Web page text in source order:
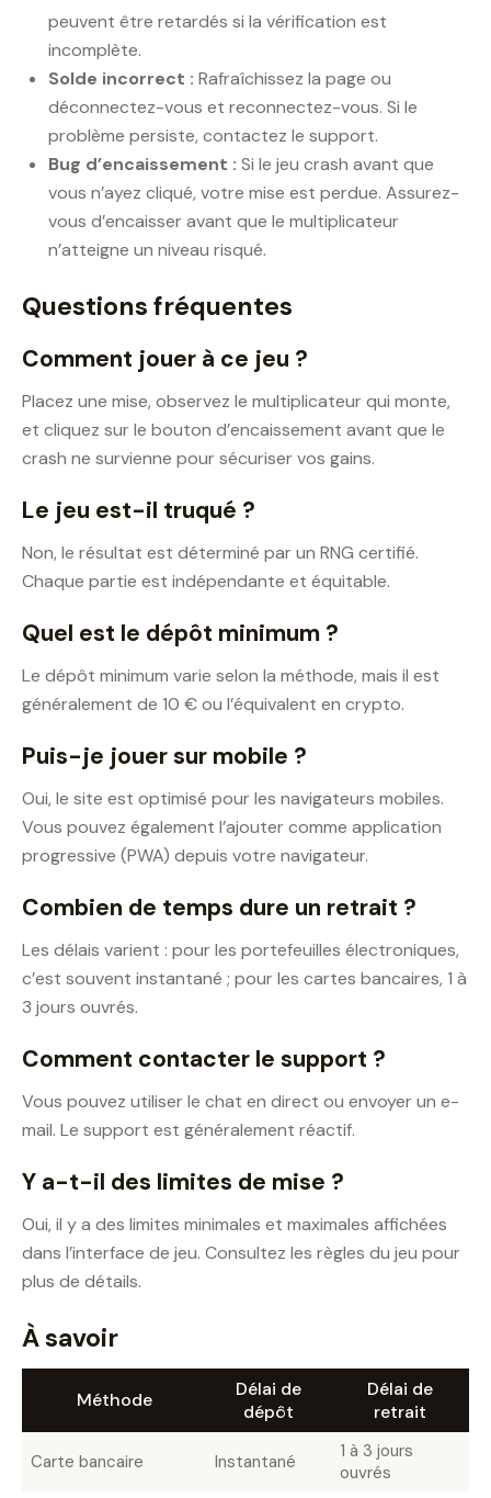
peuvent être retardés si la vérification est
incomplète.
Solde incorrect : Rafraîchissez la page ou
déconnectez-vous et reconnectez-vous. Si le
problème persiste, contactez le support.
Bug d’encaissement : Si le jeu crash avant que
vous n’ayez cliqué, votre mise est perdue. Assurez-
vous d’encaisser avant que le multiplicateur
n’atteigne un niveau risqué.
Questions fréquentes
Comment jouer à ce jeu ?
Placez une mise, observez le multiplicateur qui monte,
et cliquez sur le bouton d’encaissement avant que le
crash ne survienne pour sécuriser vos gains.
Le jeu est-il truqué ?
Non, le résultat est déterminé par un RNG certifié.
Chaque partie est indépendante et équitable.
Quel est le dépôt minimum ?
Le dépôt minimum varie selon la méthode, mais il est
généralement de 10 € ou l’équivalent en crypto.
Puis-je jouer sur mobile ?
Oui, le site est optimisé pour les navigateurs mobiles.
Vous pouvez également l’ajouter comme application
progressive (PWA) depuis votre navigateur.
Combien de temps dure un retrait ?
Les délais varient : pour les portefeuilles électroniques,
c’est souvent instantané ; pour les cartes bancaires, 1 à
3 jours ouvrés.
Comment contacter le support ?
Vous pouvez utiliser le chat en direct ou envoyer un e-
mail. Le support est généralement réactif.
Y a-t-il des limites de mise ?
Oui, il y a des limites minimales et maximales affichées
dans l’interface de jeu. Consultez les règles du jeu pour
plus de détails.
À savoir
Méthode
Délai de
dépôt
Délai de
retrait
Carte bancaire Instantané
1 à 3 jours
ouvrés